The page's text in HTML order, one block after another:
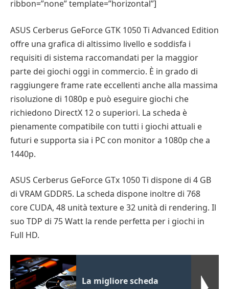
ribbon=”none” template=”horizontal”]
ASUS Cerberus GeForce GTK 1050 Ti Advanced Edition
offre una grafica di altissimo livello e soddisfa i
requisiti di sistema raccomandati per la maggior
parte dei giochi oggi in commercio. È in grado di
raggiungere frame rate eccellenti anche alla massima
risoluzione di 1080p e può eseguire giochi che
richiedono DirectX 12 o superiori. La scheda è
pienamente compatibile con tutti i giochi attuali e
futuri e supporta sia i PC con monitor a 1080p che a
1440p.
ASUS Cerberus GeForce GTx 1050 Ti dispone di 4 GB
di VRAM GDDR5. La scheda dispone inoltre di 768
core CUDA, 48 unità texture e 32 unità di rendering. Il
suo TDP di 75 Watt la rende perfetta per i giochi in
Full HD.
La migliore scheda